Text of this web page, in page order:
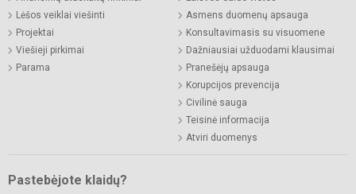
Lėšos veiklai viešinti
Projektai
Viešieji pirkimai
Parama
Asmens duomenų apsauga
Konsultavimasis su visuomene
Dažniausiai užduodami klausimai
Pranešėjų apsauga
Korupcijos prevencija
Civilinė sauga
Teisinė informacija
Atviri duomenys
Pastebėjote klaidų?